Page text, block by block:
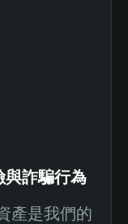
與詐騙行為
產是我們的